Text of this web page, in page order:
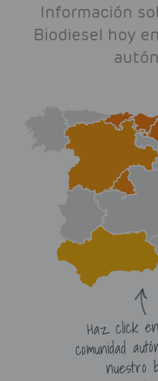
Información
Biodiesel hoy
Haz click
comunidad
nuestro